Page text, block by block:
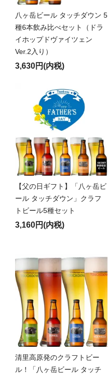
八ヶ岳ビール タッチダウン 5
種6本飲み比べセット（ドラ
イホップドヴァイツェン
Ver.2入り）
3,630円(内税)
【父の日ギフト】「八ヶ岳ビ
ール タッチダウン」クラフ
トビール5種セット
3,160円(内税)
清里高原発のクラフトビー
ル！「八ヶ岳ビール タッチ